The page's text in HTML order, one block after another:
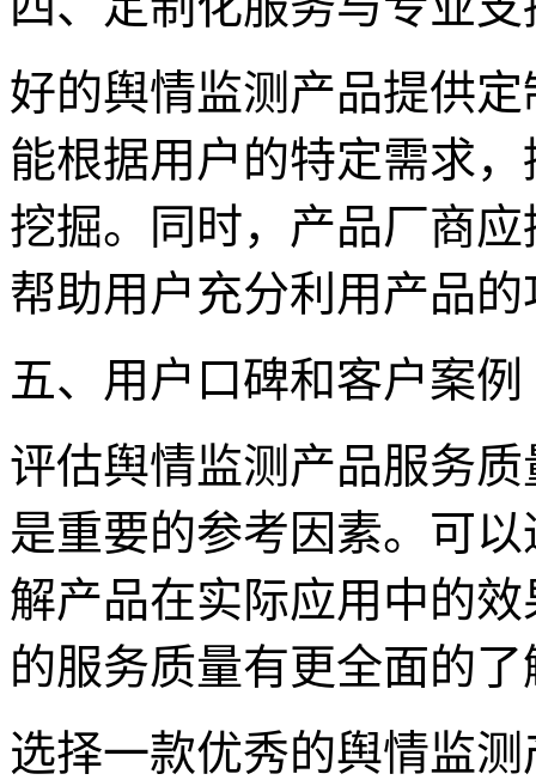
好的舆情监测产品提供
能根据用户的特定需求
挖掘。同时，产品厂商
帮助用户充分利用产品
五、用户口碑和客户案例
评估舆情监测产品服务
是重要的参考因素。可
解产品在实际应用中的
的服务质量有更全面的了
选择一款优秀的舆情监